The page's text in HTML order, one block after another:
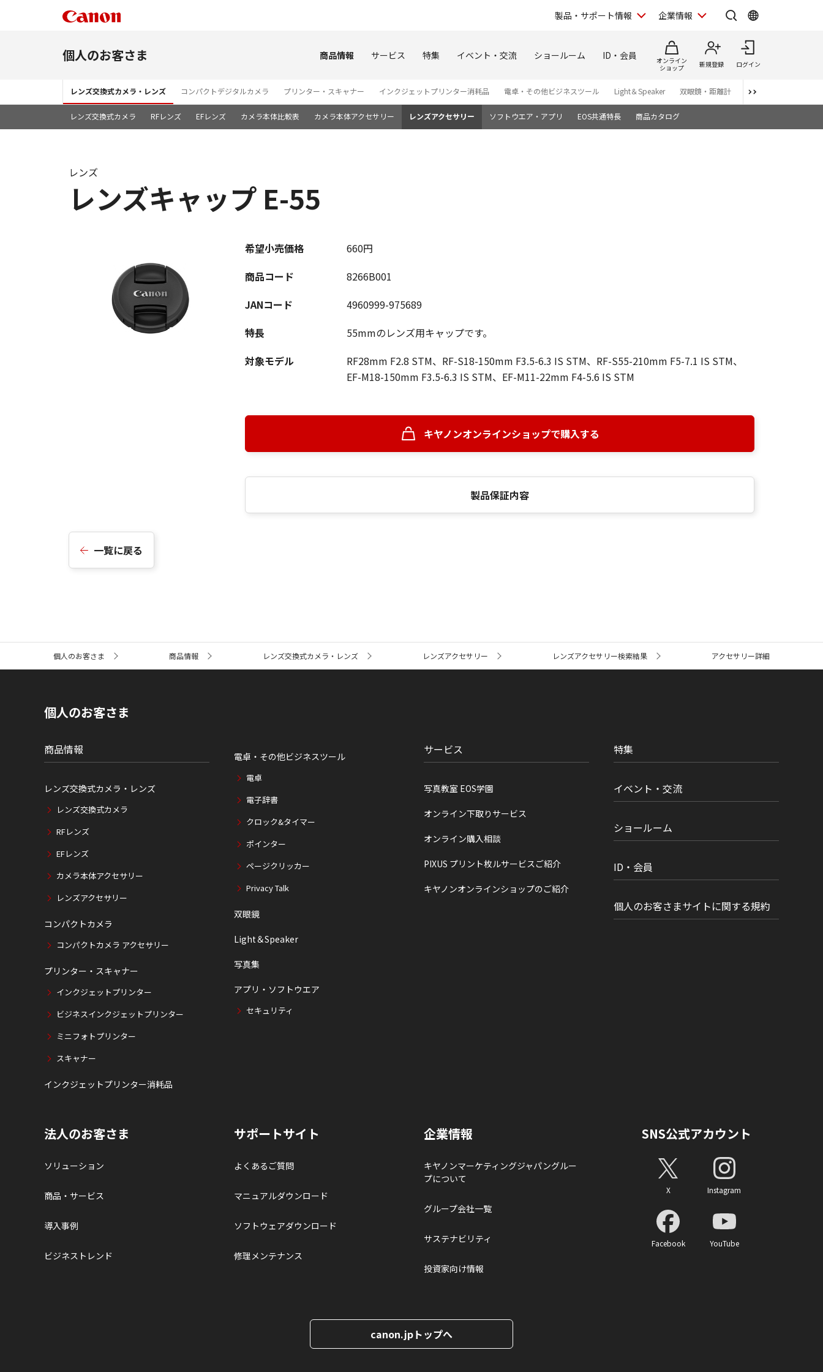
製品・サポート情報 企業情報
個人のお客さま 商品情報 サービス 特集 イベント・交流 ショールーム ID・会員
オンライン
ショップ
新規登録 ログイン
レンズ交換式カメラ・レンズ コンパクトデジタルカメラ プリンター・スキャナー インクジェットプリンター消耗品 電卓・その他ビジネスツール Light＆Speaker 双眼鏡・距離計 写真集
レンズ交換式カメラ RFレンズ EFレンズ カメラ本体比較表 カメラ本体アクセサリー レンズアクセサリー ソフトウエア・アプリ EOS共通特長 商品カタログ
レンズキャップ E-55
レンズ
希望小売価格
660円
商品コード
8266B001
JANコード
4960999-975689
特長
55mmのレンズ用キャップです。
対象モデル
RF28mm F2.8 STM、RF-S18-150mm F3.5-6.3 IS STM、RF-S55-210mm F5-7.1 IS STM、
EF-M18-150mm F3.5-6.3 IS STM、EF-M11-22mm F4-5.6 IS STM
キヤノンオンラインショップで購入する
製品保証内容
一覧に戻る
ト
個人のお客さま 商品情報 レンズ交換式カメラ・レンズ レンズアクセサリー レンズアクセサリー検索結果 アクセサリー詳細
個人のお客さま
商品情報
レンズ交換式カメラ・レンズ
レンズ交換式カメラ
RFレンズ
EFレンズ
カメラ本体アクセサリー
レンズアクセサリー
コンパクトカメラ
コンパクトカメラ アクセサリー
プリンター・スキャナー
インクジェットプリンター
ビジネスインクジェットプリンター
ミニフォトプリンター
スキャナー
インクジェットプリンター消耗品
電卓・その他ビジネスツール
電卓
電子辞書
クロック&タイマー
ポインター
ページクリッカー
Privacy Talk
双眼鏡
Light＆Speaker
写真集
アプリ・ソフトウエア
セキュリティ
サービス
写真教室 EOS学園
オンライン下取りサービス
オンライン購入相談
PIXUS プリント枚ルサービスご紹介
キヤノンオンラインショップのご紹介
特集
イベント・交流
ショールーム
ID・会員
個人のお客さまサイトに関する規約
法人のお客さま
ソリューション
商品・サービス
導入事例
ビジネストレンド
サポートサイト
よくあるご質問
マニュアルダウンロード
ソフトウェアダウンロード
修理メンテナンス
企業情報
キヤノンマーケティングジャパングルー
プについて
グループ会社一覧
サステナビリティ
投資家向け情報
SNS公式アカウント
X Instagram
Facebook YouTube
canon.jpトップへ